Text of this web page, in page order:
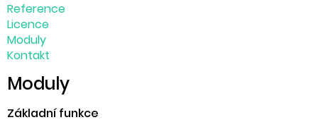
Reference
Licence
Moduly
Kontakt
Moduly
Základní funkce